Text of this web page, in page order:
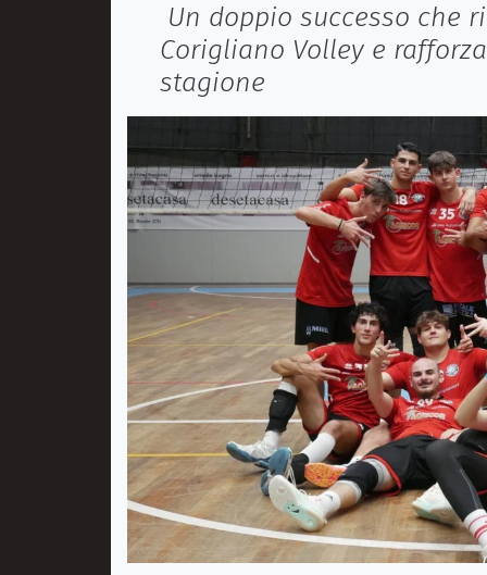
Un doppio successo che
Corigliano Volley e
stagione